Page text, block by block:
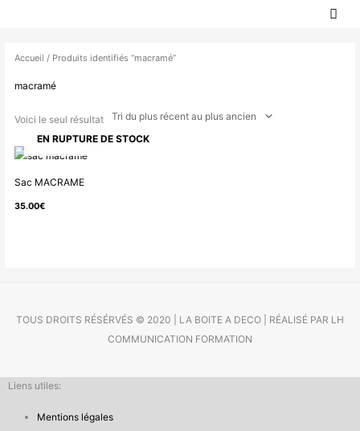
Accueil / Produits identifiés “macramé”
macramé
Voici le seul résultat
EN RUPTURE DE STOCK
Sac MACRAME
35.00€
TOUS DROITS RÉSÉRVÉS © 2020 | LA BOITE A DECO | RÉALISÉ PAR LH
COMMUNICATION FORMATION
Liens utiles:
Mentions légales